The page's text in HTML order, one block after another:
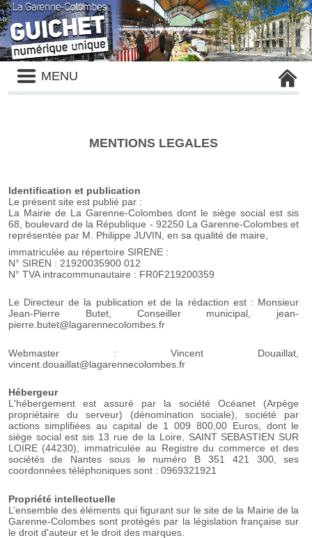
Liste
des
avertissements
MENU
MENTIONS LEGALES
Identification et publication
Le présent site est publié par :
La Mairie de La Garenne-Colombes dont le siège social est sis
68, boulevard de la République - 92250 La Garenne-Colombes et
représentée par M. Philippe JUVIN, en sa qualité de maire,
immatriculée au répertoire SIRENE :
N° SIREN : 21920035900 012
N° TVA intracommunautaire : FR0F219200359
Le Directeur de la publication et de la rédaction est : Monsieur
Jean-Pierre Butet, Conseiller municipal, jean-
pierre.butet@lagarennecolombes.fr
Webmaster : Vincent Douaillat,
vincent.douaillat@lagarennecolombes.fr
Hébergeur
L'hébergement est assuré par la société Océanet (Arpège
propriétaire du serveur) (dénomination sociale), société par
actions simplifiées au capital de 1 009 800,00 Euros, dont le
siège social est sis 13 rue de la Loire, SAINT SEBASTIEN SUR
LOIRE (44230), immatriculée au Registre du commerce et des
sociétés de Nantes sous le numéro B 351 421 300, ses
coordonnées téléphoniques sont : 0969321921
Propriété intellectuelle
L’ensemble des éléments qui figurant sur le site de la Mairie de la
Garenne-Colombes sont protégés par la législation française sur
le droit d'auteur et le droit des marques.